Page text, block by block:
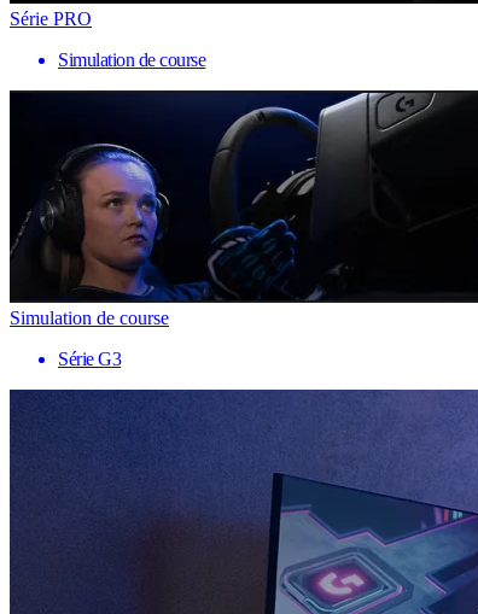
Série PRO
Simulation de course
Simulation de course
Série G3